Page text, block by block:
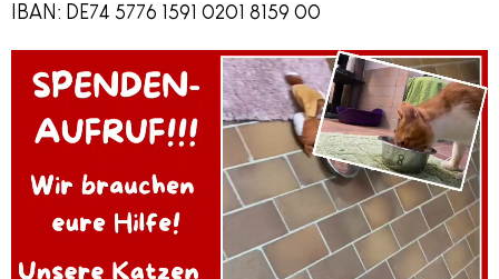
IBAN: DE74 5776 1591 0201 8159 00